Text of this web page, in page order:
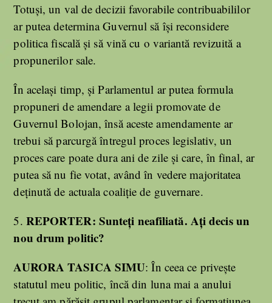
Totuși, un val de decizii favorabile contribuabililor
ar putea determina Guvernul să își reconsidere
politica fiscală și să vină cu o variantă revizuită a
propunerilor sale.
În același timp, și Parlamentul ar putea formula
propuneri de amendare a legii promovate de
Guvernul Bolojan, însă aceste amendamente ar
trebui să parcurgă întregul proces legislativ, un
proces care poate dura ani de zile și care, în final, ar
putea să nu fie votat, având în vedere majoritatea
deținută de actuala coaliție de guvernare.
5. REPORTER: Sunteți neafiliată. Ați decis un
nou drum politic?
AURORA TASICA SIMU: În ceea ce privește
statutul meu politic, încă din luna mai a anului